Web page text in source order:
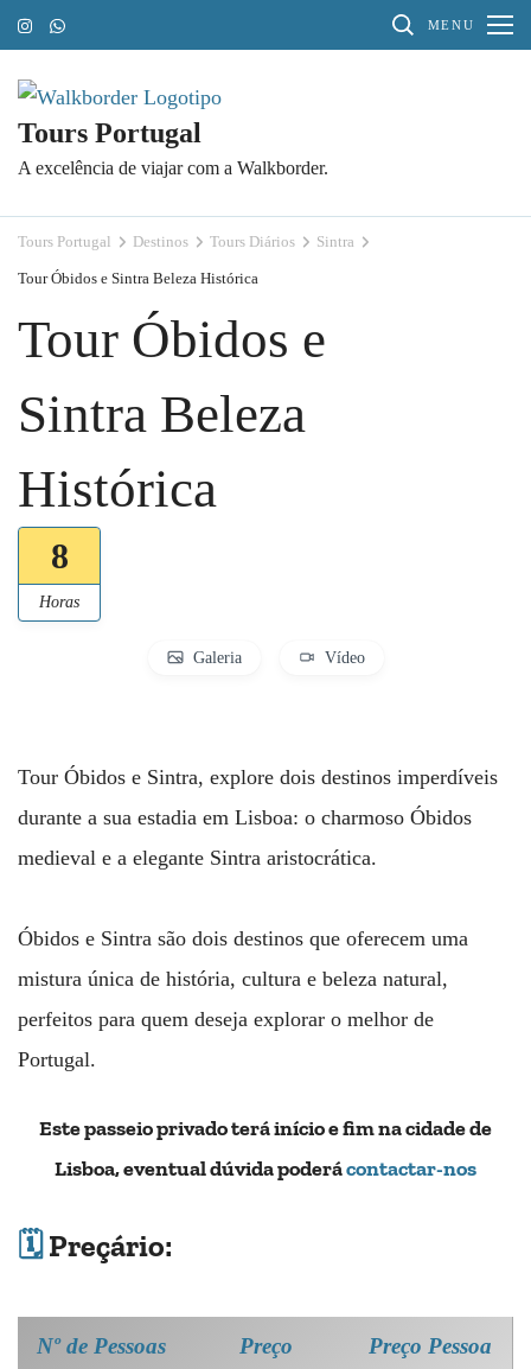
Pular
para
conteúdo
(Pressione
MENU
Tours Portugal
A excelência de viajar com a Walkborder.
Tours Portugal Destinos Tours Diários Sintra
Tour Óbidos e Sintra Beleza Histórica
Tour Óbidos e
Sintra Beleza
Histórica
8
Horas
Galeria Vídeo
Tour Óbidos e Sintra, explore dois destinos imperdíveis
durante a sua estadia em Lisboa: o charmoso Óbidos
medieval e a elegante Sintra aristocrática.
Óbidos e Sintra são dois destinos que oferecem uma
mistura única de história, cultura e beleza natural,
perfeitos para quem deseja explorar o melhor de
Portugal.
Este passeio privado terá início e fim na cidade de
Lisboa, eventual dúvida poderácontactar-nos
🗓️Preçário:
Nº de Pessoas Preço Preço Pessoa